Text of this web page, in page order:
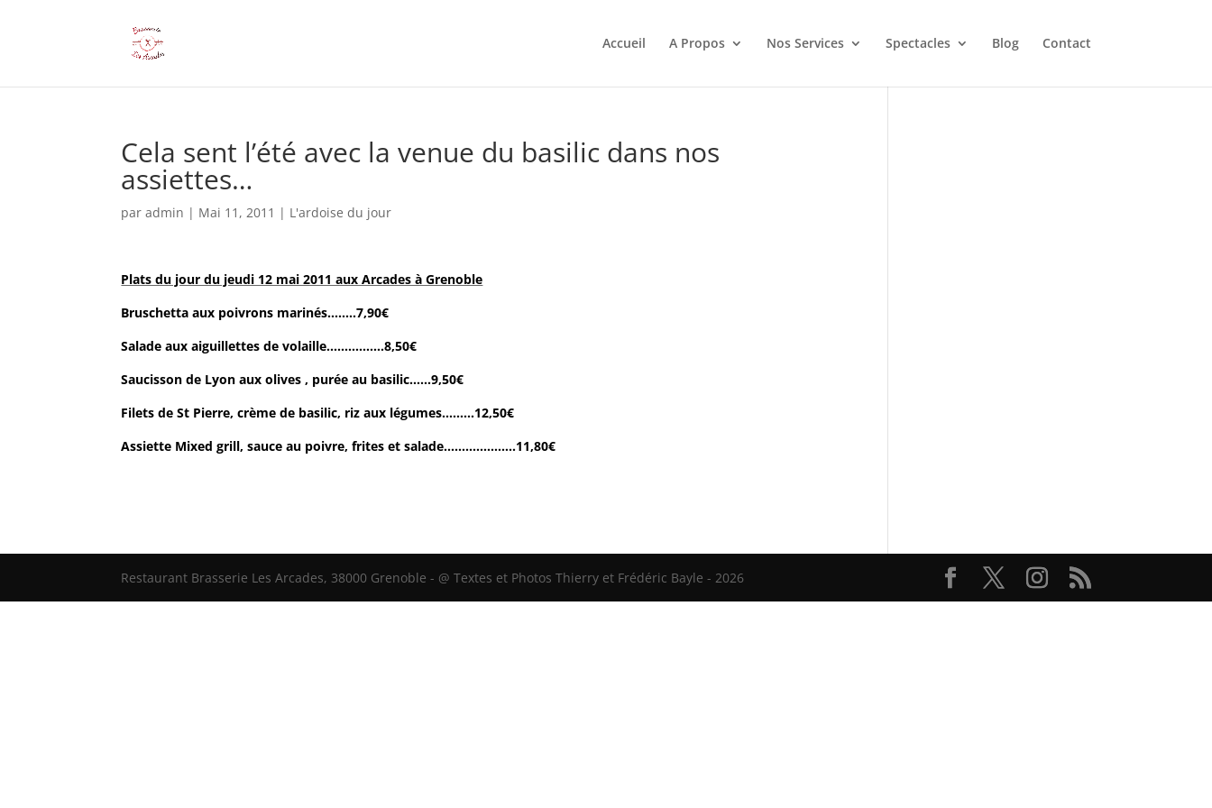
Accueil A Propos Nos Services Spectacles Blog Contact
Cela sent l’été avec la venue du basilic dans nos
assiettes…
paradmin | Mai 11, 2011 | L'ardoise du jour
Plats du jour du jeudi 12 mai 2011 aux Arcades à Grenoble
Bruschetta aux poivrons marinés……..7,90€
Salade aux aiguillettes de volaille…………….8,50€
Saucisson de Lyon aux olives , purée au basilic……9,50€
Filets de St Pierre, crème de basilic, riz aux légumes………12,50€
Assiette Mixed grill, sauce au poivre, frites et salade………………..11,80€
Restaurant Brasserie Les Arcades, 38000 Grenoble - @ Textes et Photos Thierry et Frédéric Bayle - 2026